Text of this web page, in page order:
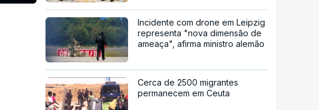
Incidente com drone em Leipzig
representa "nova dimensão de
ameaça", afirma ministro alemão
Cerca de 2500 migrantes
permanecem em Ceuta